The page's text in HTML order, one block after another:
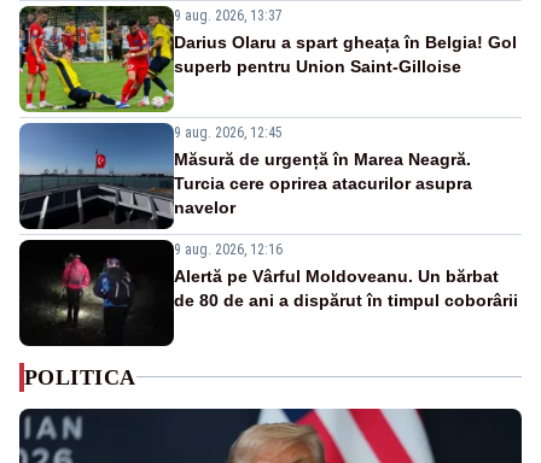
9 aug. 2026, 13:37
Darius Olaru a spart gheața în Belgia! Gol
superb pentru Union Saint-Gilloise
9 aug. 2026, 12:45
Măsură de urgență în Marea Neagră.
Turcia cere oprirea atacurilor asupra
navelor
9 aug. 2026, 12:16
Alertă pe Vârful Moldoveanu. Un bărbat
de 80 de ani a dispărut în timpul coborârii
POLITICA